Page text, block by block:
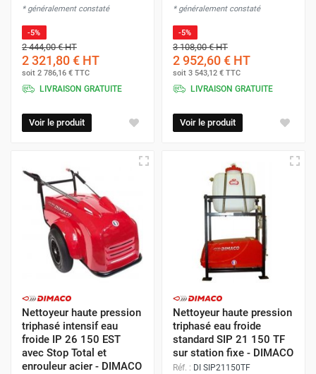
* généralement constaté
-5%
2 444,00 €HT
2 321,80 € HT
soit 2 786,16 € TTC
LIVRAISON GRATUITE
Voir le produit
* généralement constaté
-5%
3 108,00 €HT
2 952,60 € HT
soit 3 543,12 € TTC
LIVRAISON GRATUITE
Voir le produit
Nettoyeur haute pression
triphasé intensif eau
froide IP 26 150 EST
avec Stop Total et
enrouleur acier - DIMACO
Nettoyeur haute pression
triphasé eau froide
standard SIP 21 150 TF
sur station fixe - DIMACO
Réf. : DI SIP21150TF